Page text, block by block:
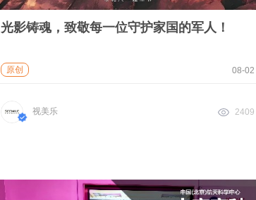
光影铸魂，致敬每一位守护家国的军人！
原创 08-02
视美乐 2409